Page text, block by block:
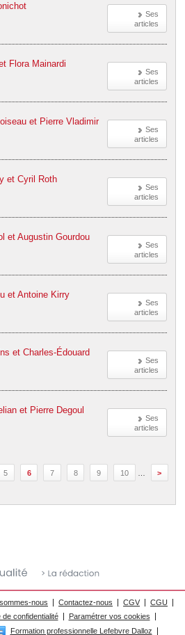
Ses
articles
Ses
articles
Flora Mainardi
Ses
articles
et Pierre Vladimir
Ses
articles
et Cyril Roth
Ses
articles
et Augustin Gourdou
Ses
articles
et Antoine Kirry
Ses
articles
et Charles-Édouard
Ses
articles
et Pierre Degoul
5 6 7 8 9 10 >
nous Contactez-nous CGV
CGU
de confidentialité
Paramétrer vos cookies
Formation professionnelle Lefebvre Dalloz